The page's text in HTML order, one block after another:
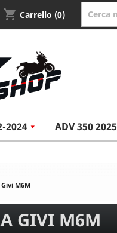
shopping_cart Carrello (0)
2024 ADV 350 2025
M6M
GIVI M6M